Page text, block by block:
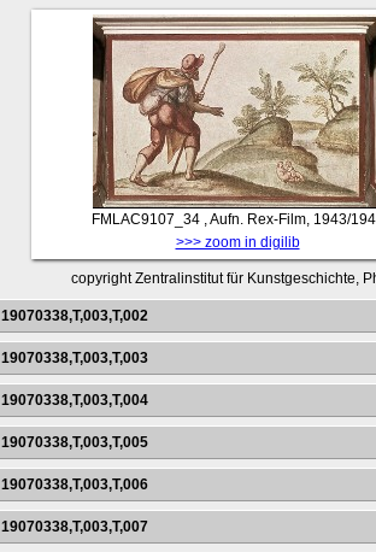
FMLAC9107_34 , Aufn. Rex-Film, 1943/
>>> zoom in digilib
copyright Zentralinstitut für Kunstgeschichte,
19070338,T,003,T,002
19070338,T,003,T,003
19070338,T,003,T,004
19070338,T,003,T,005
19070338,T,003,T,006
19070338,T,003,T,007